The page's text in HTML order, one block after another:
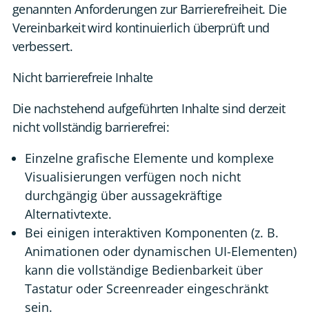
genannten Anforderungen zur Barrierefreiheit. Die
Vereinbarkeit wird kontinuierlich überprüft und
verbessert.
Nicht barrierefreie Inhalte
Die nachstehend aufgeführten Inhalte sind derzeit
nicht vollständig barrierefrei:
Einzelne grafische Elemente und komplexe
Visualisierungen verfügen noch nicht
durchgängig über aussagekräftige
Alternativtexte.
Bei einigen interaktiven Komponenten (z. B.
Animationen oder dynamischen UI-Elementen)
kann die vollständige Bedienbarkeit über
Tastatur oder Screenreader eingeschränkt
sein.